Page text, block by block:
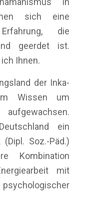
sich eine
die
geerdet ist.
Ihnen.
der Inka-
Wissen um
ein
Soz.-Päd.)
Kombination
mit